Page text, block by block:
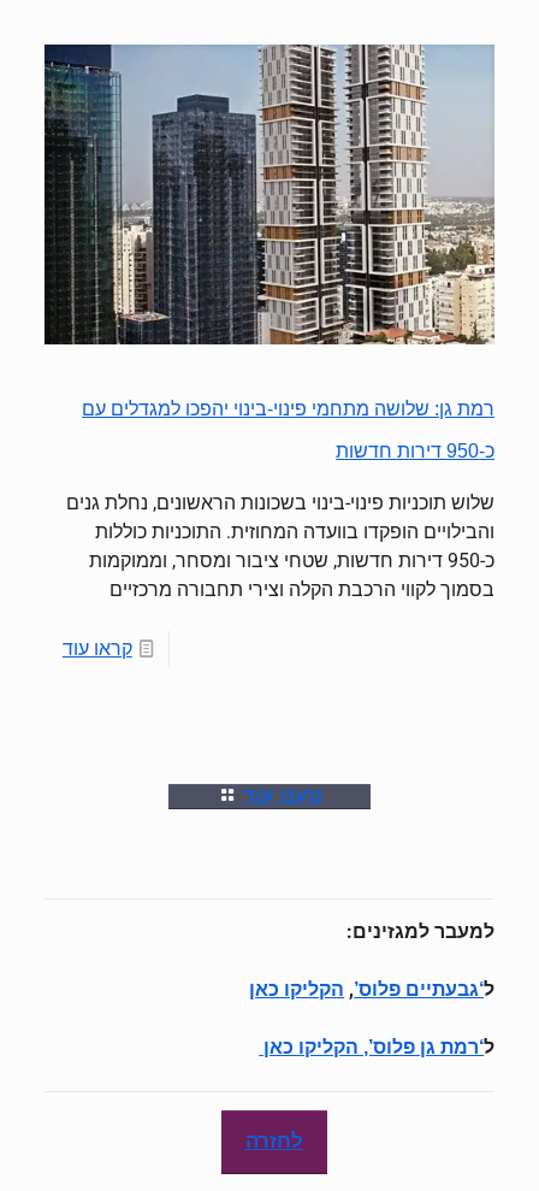
רמת גן: שלושה מתחמי פינוי-בינוי יהפכו למגדלים עם
כ-950 דירות חדשות
שלוש תוכניות פינוי-בינוי בשכונות הראשונים, נחלת גנים
והבילויים הופקדו בוועדה המחוזית. התוכניות כוללות
כ-950 דירות חדשות, שטחי ציבור ומסחר, וממוקמות
בסמוך לקווי הרכבת הקלה וצירי תחבורה מרכזיים
קראו עוד
טענו עוד
למעבר למגזינים:
ל‘גבעתיים פלוס’, הקליקו כאן
ל‘רמת גן פלוס’, הקליקו כאן
לחזרה